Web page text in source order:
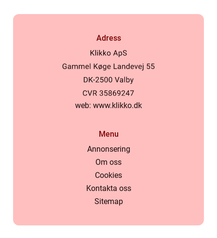
Adress
web: www.klikko.dk
Menu
Annonsering
Om oss
Cookies
Kontakta oss
Sitemap